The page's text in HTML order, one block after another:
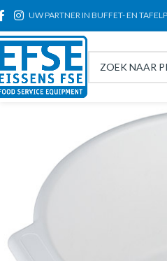
UW PARTNER IN BUFFET- EN